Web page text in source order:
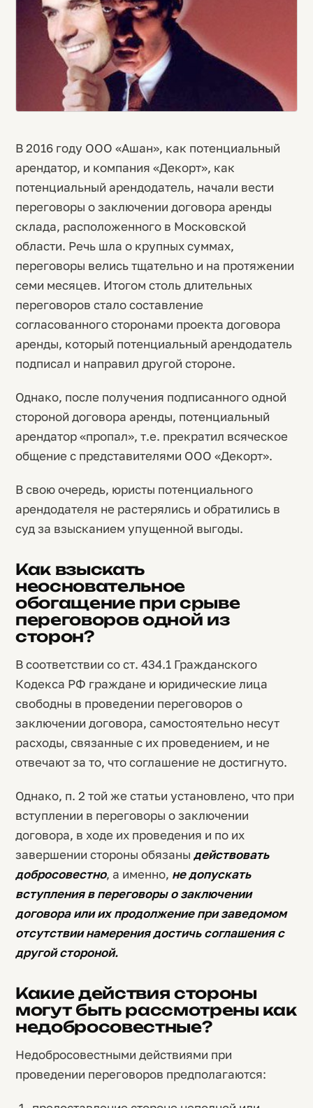
В 2016 году ООО «Ашан», как потенциальный
арендатор, и компания «Декорт», как
потенциальный арендодатель, начали вести
переговоры о заключении договора аренды
склада, расположенного в Московской
области. Речь шла о крупных суммах,
переговоры велись тщательно и на протяжении
семи месяцев. Итогом столь длительных
переговоров стало составление
согласованного сторонами проекта договора
аренды, который потенциальный арендодатель
подписал и направил другой стороне.
Однако, после получения подписанного одной
стороной договора аренды, потенциальный
арендатор «пропал», т.е. прекратил всяческое
общение с представителями ООО «Декорт».
В свою очередь, юристы потенциального
арендодателя не растерялись и обратились в
суд за взысканием упущенной выгоды.
Как взыскать
неосновательное
обогащение при срыве
переговоров одной из
сторон?
В соответствии со ст. 434.1 Гражданского
Кодекса РФ граждане и юридические лица
свободны в проведении переговоров о
заключении договора, самостоятельно несут
расходы, связанные с их проведением, и не
отвечают за то, что соглашение не достигнуто.
Однако, п. 2 той же статьи установлено, что при
вступлении в переговоры о заключении
договора, в ходе их проведения и по их
завершении стороны обязаны действовать
добросовестно, а именно, не допускать
вступления в переговоры о заключении
договора или их продолжение при заведомом
отсутствии намерения достичь соглашения с
другой стороной.
Какие действия стороны
могут быть рассмотрены как
недобросовестные?
Недобросовестными действиями при
проведении переговоров предполагаются: